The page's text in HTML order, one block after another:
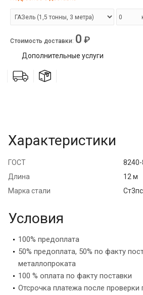
Стоимость доставки: 0 ₽
Дополнительные услуги
Характеристики
ГОСТ
8240-
Длина
12 м
Марка стали
Условия
100% предоплата
50% предоплата, 50% по факту
металлопроката
100 % оплата по факту поставки
Отсрочка платежа после проверки